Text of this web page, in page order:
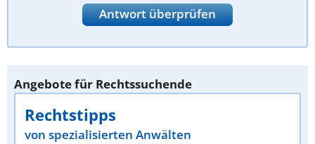
Antwort überprüfen
Angebote für Rechtssuchende
Rechtstipps
von spezialisierten Anwälten